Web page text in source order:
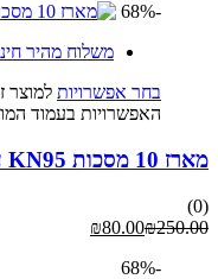
-68%
משלוח מהיר
בחר אפשרויות למוצר
האפשרויות בעמוד
מארז 10 מסכות KN95 עם תו תקן 0.3 מיקרון
(0)
₪250.00
₪80.00
-68%